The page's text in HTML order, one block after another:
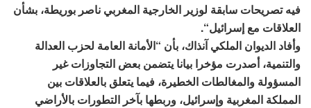
فيه تصريحات سابقة لوزير الخارجية المغربي ناصر بوريطة، بشأن
العلاقات مع إسرائيل“.
وأفاد الديوان الملكي آنذاك، بأن “الأمانة العامة لحزب العدالة
والتنمية، أصدرت مؤخرا بيانا يتضمن بعض التجاوزات غير
المسؤولة والمغالطات الخطيرة، فيما يتعلق بالعلاقات بين
المملكة المغربية وإسرائيل، وربطها بآخر التطورات بالأراضي